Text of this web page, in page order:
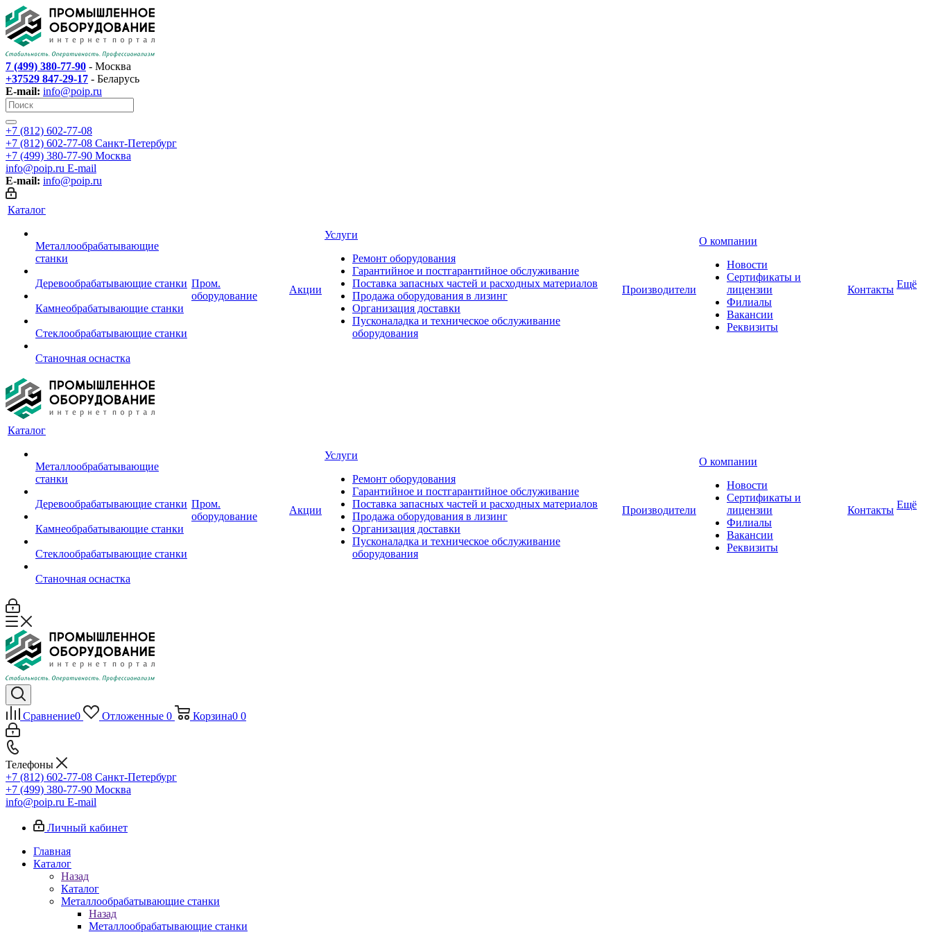
7 (499) 380-77-90 - Москва
+37529 847-29-17 - Беларусь
E-mail: info@poip.ru
+7 (812) 602-77-08
+7 (812) 602-77-08 Санкт-Петербург
+7 (499) 380-77-90 Москва
info@poip.ru E-mail
E-mail: info@poip.ru
Каталог
Металлообрабатывающие
станки
Деревообрабатывающие станки
Камнеобрабатывающие станки
Стеклообрабатывающие станки
Станочная оснастка
Пром.
оборудование
Акции
Услуги
Ремонт оборудования
Гарантийное и постгарантийное обслуживание
Поставка запасных частей и расходных материалов
Продажа оборудования в лизинг
Организация доставки
Пусконаладка и техническое обслуживание
оборудования
Производители
О компании
Новости
Сертификаты и
лицензии
Филиалы
Вакансии
Реквизиты
Контакты Ещё
Каталог
Металлообрабатывающие
станки
Деревообрабатывающие станки
Камнеобрабатывающие станки
Стеклообрабатывающие станки
Станочная оснастка
Пром.
оборудование
Акции
Услуги
Ремонт оборудования
Гарантийное и постгарантийное обслуживание
Поставка запасных частей и расходных материалов
Продажа оборудования в лизинг
Организация доставки
Пусконаладка и техническое обслуживание
оборудования
Производители
О компании
Новости
Сертификаты и
лицензии
Филиалы
Вакансии
Реквизиты
Контакты Ещё
Сравнение0 Отложенные 0 Корзина0 0
Телефоны
+7 (812) 602-77-08 Санкт-Петербург
+7 (499) 380-77-90 Москва
info@poip.ru E-mail
Личный кабинет
Главная
Каталог
Назад
Каталог
Металлообрабатывающие станки
Назад
Металлообрабатывающие станки